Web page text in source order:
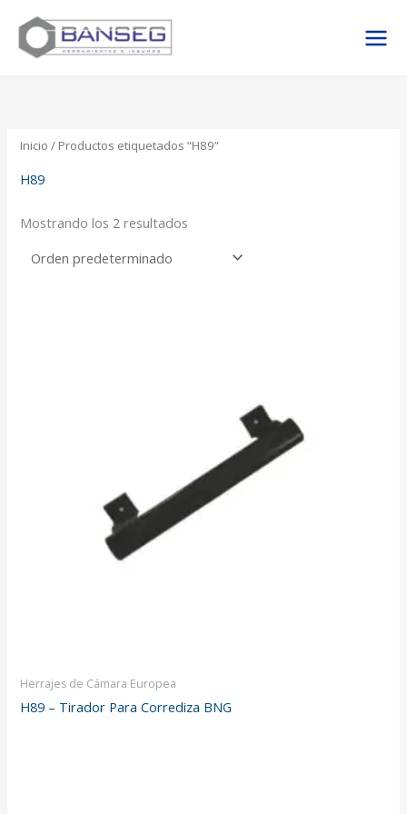
contenido
Inicio / Productos etiquetados “H89”
H89
Mostrando los 2 resultados
Herrajes de Cámara Europea
H89 – Tirador Para Corrediza BNG